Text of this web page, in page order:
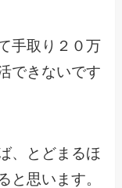
手取り２０万
できないです
、とどまるほ
と思います。